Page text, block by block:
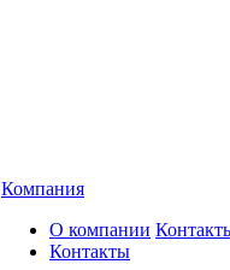
Компания
О компании
Контакты